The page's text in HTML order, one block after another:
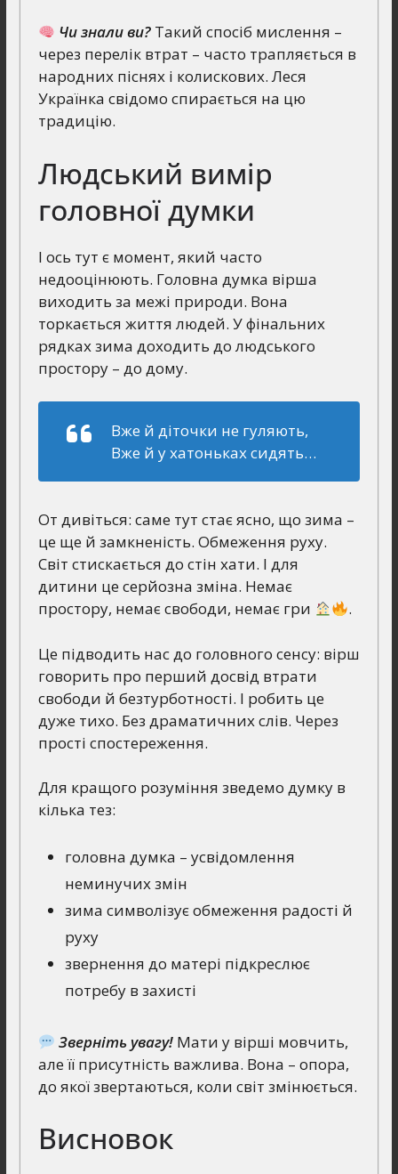
Чи знали ви? Такий спосіб мислення –
через перелік втрат – часто трапляється в
народних піснях і колискових. Леся
Українка свідомо спирається на цю
традицію.
Людський вимір
головної думки
І ось тут є момент, який часто
недооцінюють. Головна думка вірша
виходить за межі природи. Вона
торкається життя людей. У фінальних
рядках зима доходить до людського
простору – до дому.
Вже й діточки не гуляють,
Вже й у хатоньках сидять…
От дивіться: саме тут стає ясно, що зима –
це ще й замкненість. Обмеження руху.
Світ стискається до стін хати. І для
дитини це серйозна зміна. Немає
простору, немає свободи, немає гри
.
Це підводить нас до головного сенсу: вірш
говорить про перший досвід втрати
свободи й безтурботності. І робить це
дуже тихо. Без драматичних слів. Через
прості спостереження.
Для кращого розуміння зведемо думку в
кілька тез:
головна думка – усвідомлення
неминучих змін
зима символізує обмеження радості й
руху
звернення до матері підкреслює
потребу в захисті
Зверніть увагу! Мати у вірші мовчить,
але її присутність важлива. Вона – опора,
до якої звертаються, коли світ змінюється.
Висновок